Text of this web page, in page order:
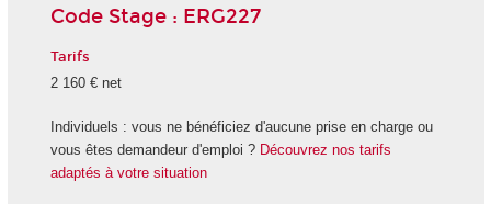
Code Stage : ERG227
Tarifs
2 160 € net
Individuels : vous ne bénéficiez d'aucune prise en charge ou
vous êtes demandeur d'emploi ? Découvrez nos tarifs
adaptés à votre situation